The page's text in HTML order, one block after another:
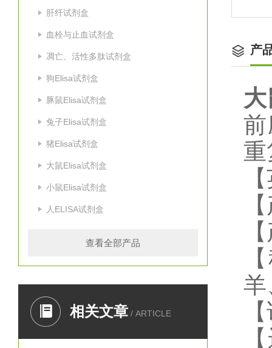
肝纤试剂盒
血栓与止血试剂盒
凋亡、活性多肽试剂盒
狗Elisa试剂盒
豚鼠Elisa试剂盒
兔子Elisa试剂盒
猪Elisa试剂盒
大鼠Elisa试剂盒
小鼠Elisa试剂盒
人ELISA试剂盒
查看全部产品
相关文章 / ARTICLE
产
羊